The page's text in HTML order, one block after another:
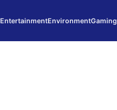
EntertainmentEnvironmentGaming